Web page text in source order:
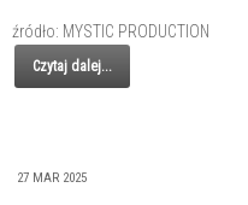
źródło: MYSTIC PRODUCTION
Czytaj dalej...
27 MAR 2025